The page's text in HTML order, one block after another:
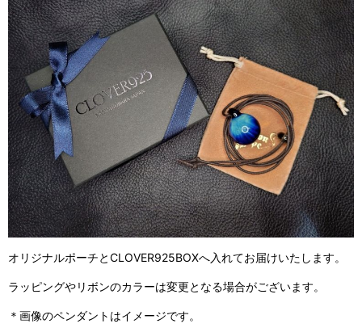
オリジナルポーチとCLOVER925BOXへ入れてお届けいたします。
ラッピングやリボンのカラーは変更となる場合がございます。
＊画像のペンダントはイメージです。